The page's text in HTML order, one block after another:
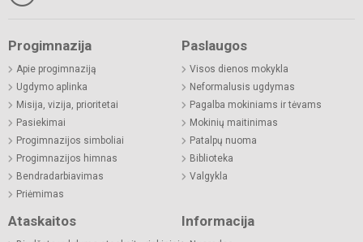
Progimnazija
Apie progimnaziją
Ugdymo aplinka
Misija, vizija, prioritetai
Pasiekimai
Progimnazijos simboliai
Progimnazijos himnas
Bendradarbiavimas
Priėmimas
Paslaugos
Visos dienos mokykla
Neformalusis ugdymas
Pagalba mokiniams ir tėvams
Mokinių maitinimas
Patalpų nuoma
Biblioteka
Valgykla
Ataskaitos Informacija